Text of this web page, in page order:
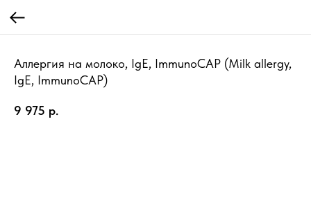
Аллергия на молоко, IgE, ImmunoCAP (Milk allergy,
IgE, ImmunoCAP)
9 975 р.